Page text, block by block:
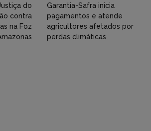
Twitter,
Flickr
etc)
do
contra
na Foz
Garantia-Safra inicia
pagamentos e atende
agricultores afetados por
perdas climáticas